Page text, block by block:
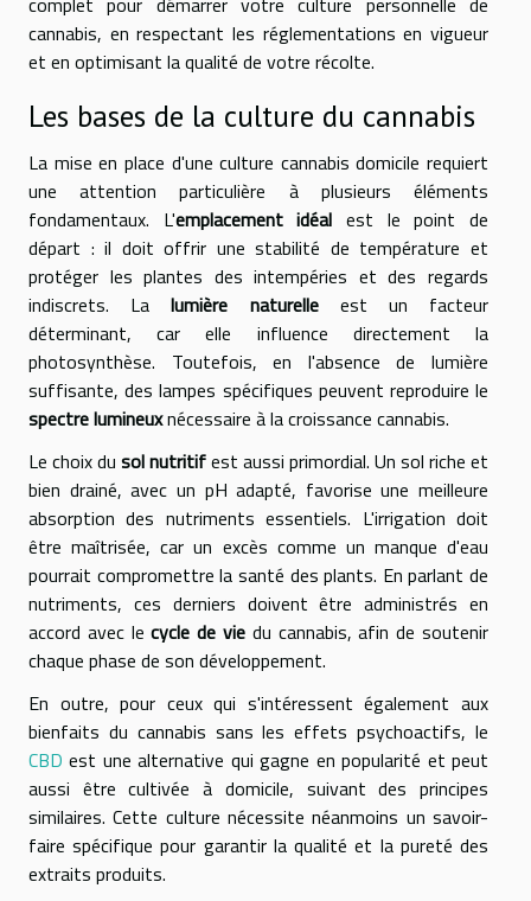
cannabis, en respectant les réglementations en vigueur
et en optimisant la qualité de votre récolte.
Les bases de la culture du cannabis
La mise en place d'une culture cannabis domicile requiert
une attention particulière à plusieurs éléments
fondamentaux. L'emplacement idéal est le point de
départ : il doit offrir une stabilité de température et
protéger les plantes des intempéries et des regards
indiscrets. Lalumière naturelleest un facteur
déterminant, car elle influence directement la
photosynthèse. Toutefois, en l'absence de lumière
suffisante, des lampes spécifiques peuvent reproduire le
spectre lumineuxnécessaire à la croissance cannabis.
Le choix du sol nutritifest aussi primordial. Un sol riche et
bien drainé, avec un pH adapté, favorise une meilleure
absorption des nutriments essentiels. L'irrigation doit
être maîtrisée, car un excès comme un manque d'eau
pourrait compromettre la santé des plants. En parlant de
nutriments, ces derniers doivent être administrés en
accord avec lecycle de vie du cannabis, afin de soutenir
chaque phase de son développement.
En outre, pour ceux qui s'intéressent également aux
bienfaits du cannabis sans les effets psychoactifs, le
CBD est une alternative qui gagne en popularité et peut
aussi être cultivée à domicile, suivant des principes
similaires. Cette culture nécessite néanmoins un savoir-
faire spécifique pour garantir la qualité et la pureté des
extraits produits.